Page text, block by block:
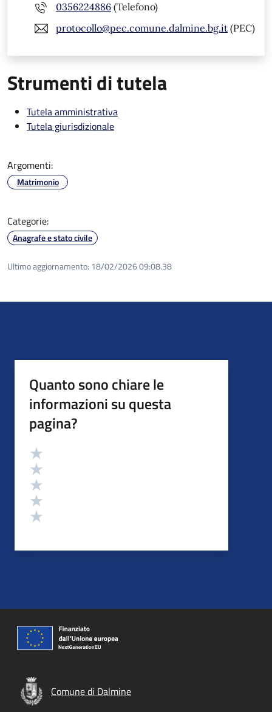
0356224886 (Telefono)
protocollo@pec.comune.dalmine.bg.it (PEC)
Strumenti di tutela
Tutela amministrativa
Tutela giurisdizionale
Argomenti:
Matrimonio
Categorie:
Anagrafe e stato civile
Ultimo aggiornamento: 18/02/2026 09:08.38
Quanto sono chiare le
informazioni su questa
pagina?
Valutazione
Comune di Dalmine